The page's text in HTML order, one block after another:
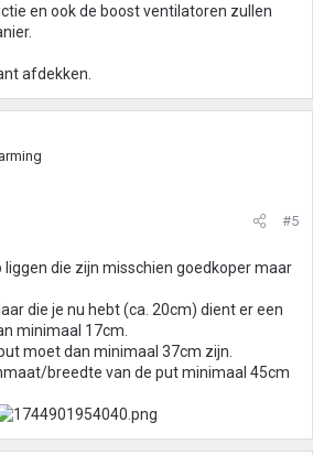
en ook de boost ventilatoren zullen
afdekken.
#5
liggen die zijn misschien goedkoper maar
die je nu hebt (ca. 20cm) dient er een
minimaal 17cm.
moet dan minimaal 37cm zijn.
breedte van de put minimaal 45cm